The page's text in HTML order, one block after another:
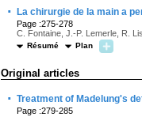
· La chirurgie de la main a
Page :275-278
C. Fontaine, J.-P. Lemerle, R.
Résumé Plan
Original articles
· Treatment of Madelung's
Page :279-285